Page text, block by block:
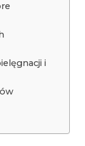
i